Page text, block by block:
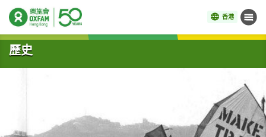
香港 目錄
開始主要內容
歷史